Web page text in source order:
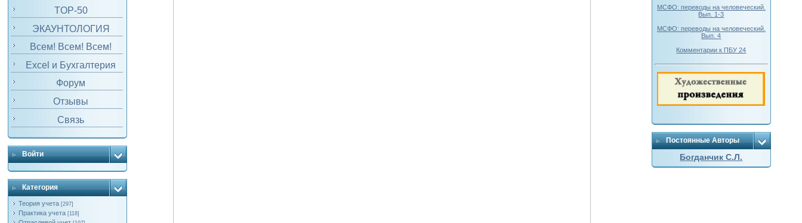
TOP-50
ЭКАУНТОЛОГИЯ
Всем! Всем! Всем!
Excel и Бухгалтерия
Форум
Отзывы
Связь
Войти
Категория
Теория учета [297]
Практика учета [118]
МСФО: переводы на человеческий.
Вып. 1-3
МСФО: переводы на человеческий.
Вып. 4
Комментарии к ПБУ 24
Постоянные Авторы
Богданчик С.Л.